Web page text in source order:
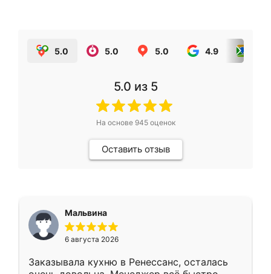
5.0 5.0 5.0 4.9
5.0 из 5
На основе 945оценок
Оставить отзыв
Мальвина
6 августа 2026
Заказывала кухню в Ренессанс, осталась